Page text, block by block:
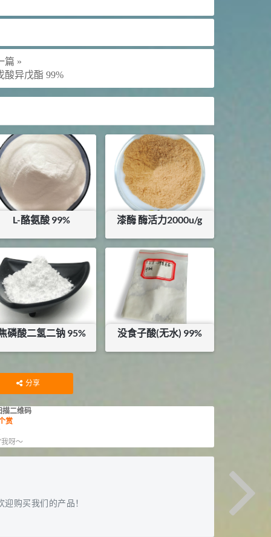
篇 »
酸异戊酯 99%
L-酪氨酸 99%
¥90
漆酶 酶活力2000u/g
¥144
库存：0KG
磷酸二氢二钠 95% 没食子酸(无水) 99%
分享
二维码
赏
呀～
购买我们的产品！